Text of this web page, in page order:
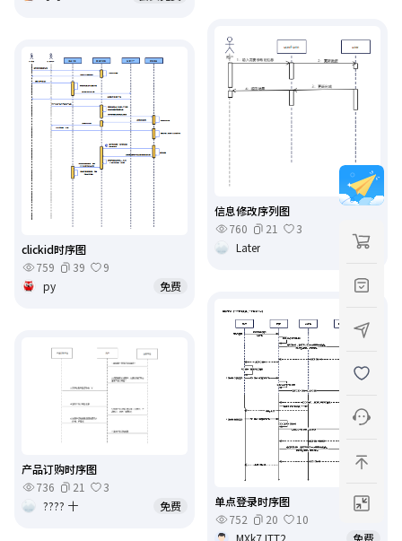
信息修改序列图
760
21
3
Later
免费
clickid时序图
759
39
9
py
免费
单点登录时序图
752
20
10
MXk7JTT2
免费
产品订购时序图
736
21
3
???? 十
免费